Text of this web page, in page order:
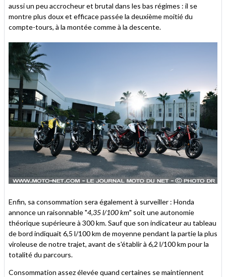
aussi un peu accrocheur et brutal dans les bas régimes : il se
montre plus doux et efficace passée la deuxième moitié du
compte-tours, à la montée comme à la descente.
Enfin, sa consommation sera également à surveiller : Honda
annonce un raisonnable "4,35 l/100 km" soit une autonomie
théorique supérieure à 300 km. Sauf que son indicateur au tableau
de bord indiquait 6,5 l/100 km de moyenne pendant la partie la plus
viroleuse de notre trajet, avant de s'établir à 6,2 l/100 km pour la
totalité du parcours.
Consommation assez élevée quand certaines se maintiennent